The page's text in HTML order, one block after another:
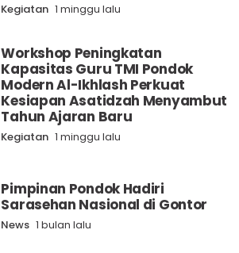
Kegiatan 1 minggu lalu
Workshop Peningkatan
Kapasitas Guru TMI Pondok
Modern Al-Ikhlash Perkuat
Kesiapan Asatidzah Menyambut
Tahun Ajaran Baru
Kegiatan 1 minggu lalu
Pimpinan Pondok Hadiri
Sarasehan Nasional di Gontor
News 1 bulan lalu